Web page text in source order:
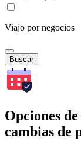
Viajo por negocios
Buscar
Opciones
cambias de